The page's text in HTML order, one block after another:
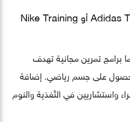
تطبيقات مثل Adidas Training أو Nike Training
برامج تمرين مجانية تهدف
على جسم رياضي. إضافة
واستشاريين في التّغذية والنوم